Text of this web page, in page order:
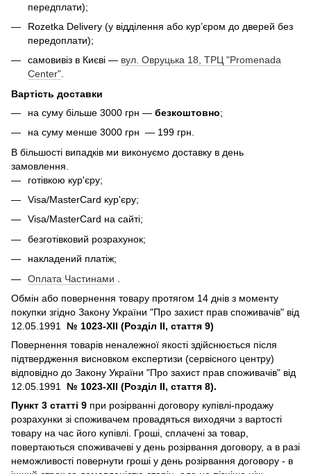
передплати);
Rozetka Delivery (у відділення або кур’єром до дверей без
передоплати);
самовивіз в Києві — вул. Овруцька 18, ТРЦ "Promenada
Center".
Вартість доставки
на суму більше 3000 грн — безкоштовно;
на суму менше 3000 грн — 199 грн.
В більшості випадків ми виконуємо доставку в день
замовлення.
готівкою кур'єру;
Visa/MasterCard кур'єру;
Visa/MasterCard на сайті;
безготівковий розрахунок;
накладений платіж;
Оплата Частинами
Обмін або повернення товару протягом 14 днів з моменту
покупки згідно Закону України "Про захист прав споживачів" від
12.05.1991 № 1023-XII (Розділ II, стаття 9)
Повернення товарів неналежної якості здійснюється після
підтвердження висновком експертизи (сервісного центру)
відповідно до Закону України "Про захист прав споживачів" від
12.05.1991 № 1023-XII (Розділ II, стаття 8).
Пункт 3 статті 9 при розірванні договору купівлі-продажу
розрахунки зі споживачем провадяться виходячи з вартості
товару на час його купівлі. Гроші, сплачені за товар,
повертаються споживачеві у день розірвання договору, а в разі
неможливості повернути гроші у день розірвання договору - в